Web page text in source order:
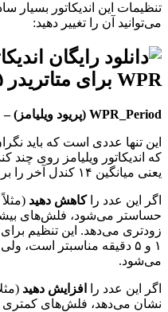
تنظیمات این اندیکاتور بسیار
می‌توانید آن را تغییر دهید:
WPR_Period (پریود ویلیامز) – مقدار پیش‌فرض: ۱۴
این تنها عددی است که باید
یعنی میانگین ۱۴ کندل آخر را بررسی می‌کند.
اگر این عدد راکاهش دهید
حساستر می‌شود، فلش‌های
زودتری می‌دهد. این تنظیم برای
۱ و ۵ دقیقه مناسبتر است،
می‌شود.
اگر این عدد را افزایش دهید
نشان می‌دهد، فلش‌های کمتری